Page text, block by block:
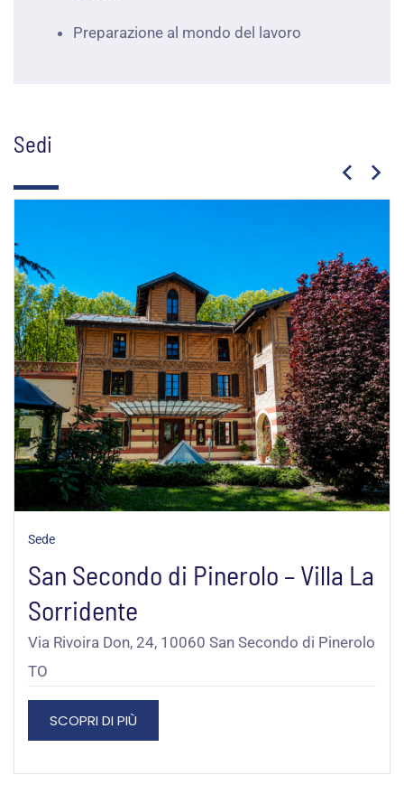
Preparazione al mondo del lavoro
Sedi
Sede
San Secondo di Pinerolo – Villa La
Sorridente
Via Rivoira Don, 24, 10060 San Secondo di Pinerolo
TO
SCOPRI DI PIÙ